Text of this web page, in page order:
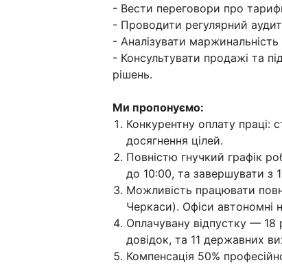
- Вести переговори про
- Проводити регулярний
- Аналізувати
- Консультувати продажі та
рішень.
Ми пропонуємо:
Конкурентну оплату праці:
досягнення цілей.
Повністю гнучкий графік
до 10:00, та завершувати з
Можливість працювати
Черкаси). Офіси автономні
Оплачувану відпустку — 18
довідок, та 11 державних
Компенсація 50%